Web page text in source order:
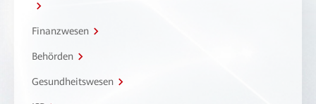
Finanzwesen
Behörden
Gesundheitswesen